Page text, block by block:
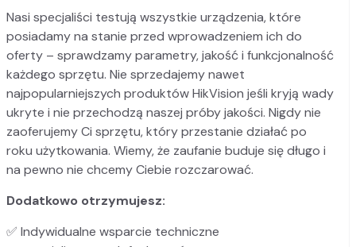
Nasi specjaliści testują wszystkie urządzenia, które
posiadamy na stanie przed wprowadzeniem ich do
oferty – sprawdzamy parametry, jakość i funkcjonalność
każdego sprzętu. Nie sprzedajemy nawet
najpopularniejszych produktów HikVision jeśli kryją wady
ukryte i nie przechodzą naszej próby jakości. Nigdy nie
zaoferujemy Ci sprzętu, który przestanie działać po
roku użytkowania. Wiemy, że zaufanie buduje się długo i
na pewno nie chcemy Ciebie rozczarować.
Dodatkowo otrzymujesz:
✅ Indywidualne wsparcie techniczne